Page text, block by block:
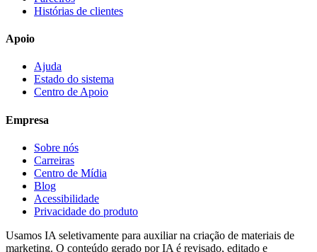
Histórias de clientes
Apoio
Ajuda
Estado do sistema
Centro de Apoio
Empresa
Sobre nós
Carreiras
Centro de Mídia
Blog
Acessibilidade
Privacidade do produto
Usamos IA seletivamente para auxiliar na criação de materiais de
marketing. O conteúdo gerado por IA é revisado, editado e